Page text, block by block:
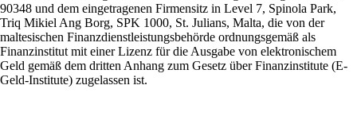
90348 und dem eingetragenen Firmensitz in Level 7, Spinola Park,
Triq Mikiel Ang Borg, SPK 1000, St. Julians, Malta, die von der
maltesischen Finanzdienstleistungsbehörde ordnungsgemäß als
Finanzinstitut mit einer Lizenz für die Ausgabe von elektronischem
Geld gemäß dem dritten Anhang zum Gesetz über Finanzinstitute (E-
Geld-Institute) zugelassen ist.